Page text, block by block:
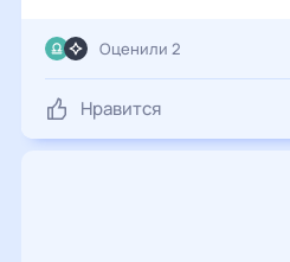
Нравится
Оценили 2